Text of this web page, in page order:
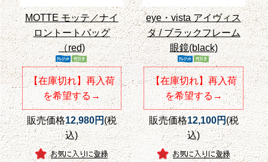
MOTTE モッテ／ナイ
ロントートバッグ
（red)
【在庫切れ】再入荷
を希望する→
販売価格12,980円(税
込)
eye・vista アイヴィス
タ / ブラックフレーム
眼鏡(black)
【在庫切れ】再入荷
を希望する→
販売価格12,100円(税
込)